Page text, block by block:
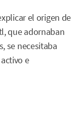
el origen de
que adornaban
se necesitaba
e